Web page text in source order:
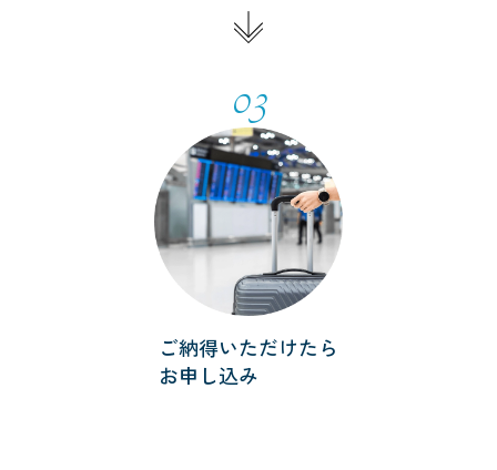
03
ご納得いただけたら
お申し込み